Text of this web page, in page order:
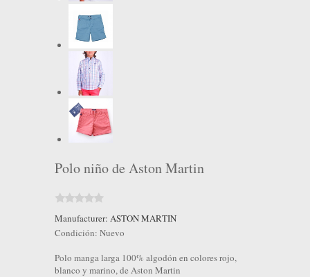
Polo niño de Aston Martin
Manufacturer: ASTON MARTIN
Condición: Nuevo
Polo manga larga 100% algodón en colores rojo,
blanco y marino, de Aston Martin